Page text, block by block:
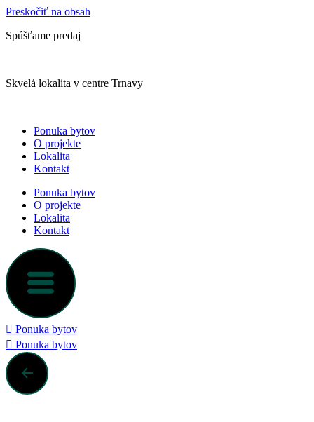
Preskočiť na obsah
Spúšťame predaj
Skvelá lokalita v centre Trnavy
Ponuka bytov
O projekte
Lokalita
Kontakt
Ponuka bytov
O projekte
Lokalita
Kontakt
Ponuka bytov
Ponuka bytov